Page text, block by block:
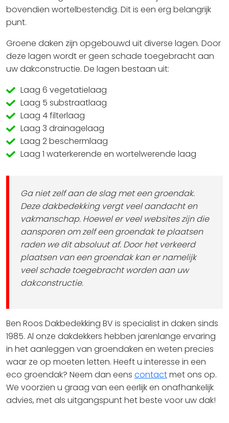
bovendien wortelbestendig. Dit is een erg belangrijk
punt.
Groene daken zijn opgebouwd uit diverse lagen. Door
deze lagen wordt er geen schade toegebracht aan
uw dakconstructie. De lagen bestaan uit:
Laag 6 vegetatielaag
Laag 5 substraatlaag
Laag 4 filterlaag
Laag 3 drainagelaag
Laag 2 beschermlaag
Laag 1 waterkerende en wortelwerende laag
Ga niet zelf aan de slag met een groendak.
Deze dakbedekking vergt veel aandacht en
vakmanschap. Hoewel er veel websites zijn die
aansporen om zelf een groendak te plaatsen
raden we dit absoluut af. Door het verkeerd
plaatsen van een groendak kan er namelijk
veel schade toegebracht worden aan uw
dakconstructie.
Ben Roos Dakbedekking BV is specialist in daken sinds
1985. Al onze dakdekkers hebben jarenlange ervaring
in het aanleggen van groendaken en weten precies
waar ze op moeten letten. Heeft u interesse in een
eco groendak? Neem dan eens contactmet ons op.
We voorzien u graag van een eerlijk en onafhankelijk
advies, met als uitgangspunt het beste voor uw dak!